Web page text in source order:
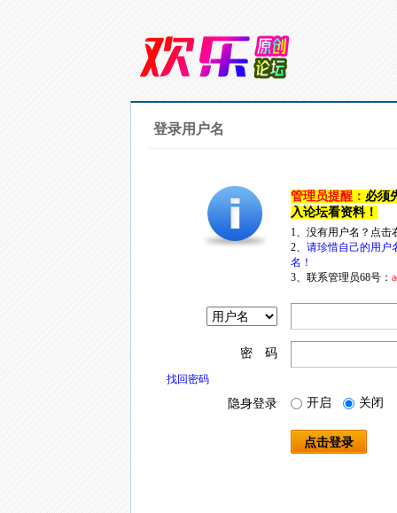
登录用户名
管理员提醒： 必须
入论坛看资料！
1、没有用户名？点
2、 请珍惜自己的用户
名！
3、联系管理员68号：
密 码
找回密码
隐身登录 开启 关闭
点击登录